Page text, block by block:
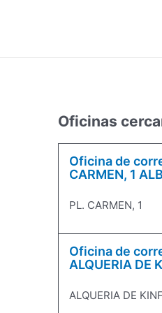
Oficinas
Oficina de
CARMEN, 1
PL. CARMEN, 1
Oficina de
ALQUERIA DE
ALQUERIA DE